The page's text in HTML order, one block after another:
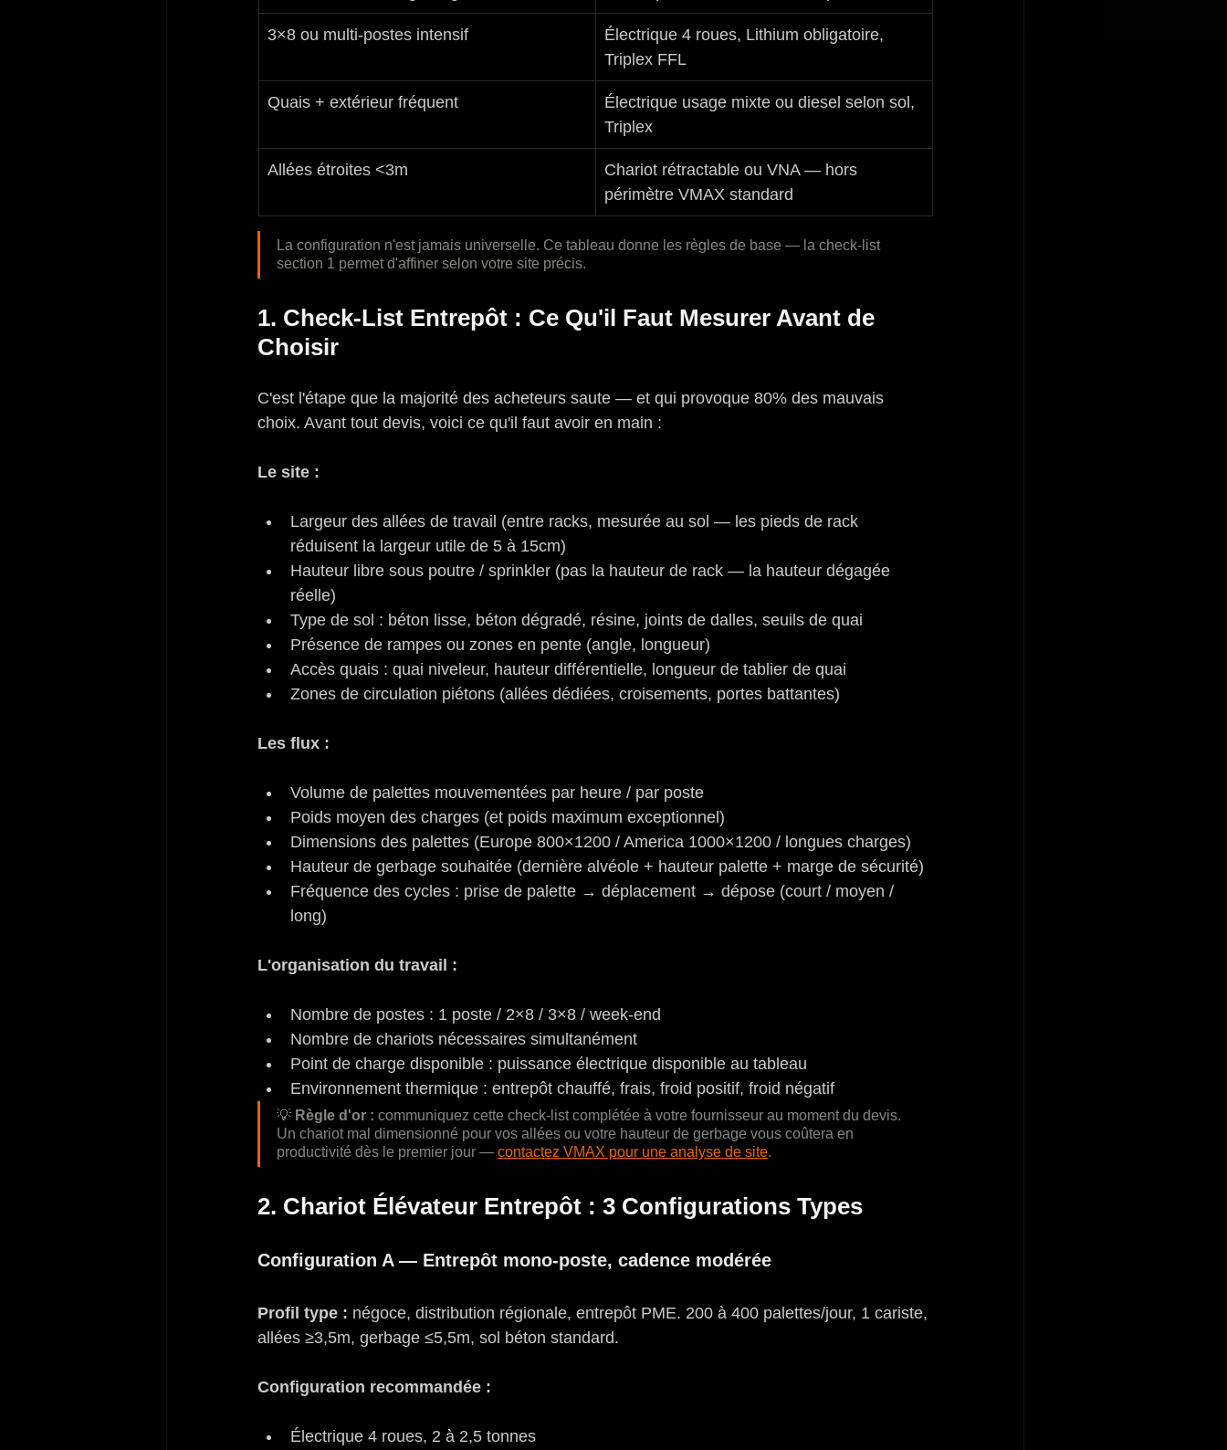
3×8 ou multi-postes intensif
Électrique 4 roues, Lithium obligatoire,
Triplex FFL
Quais + extérieur fréquent
Électrique usage mixte ou diesel selon sol,
Triplex
Allées étroites <3m
Chariot rétractable ou VNA — hors
périmètre VMAX standard
La configuration n'est jamais universelle. Ce tableau donne les règles de base — la check-list
section 1 permet d'affiner selon votre site précis.
1. Check-List Entrepôt : Ce Qu'il Faut Mesurer Avant de
Choisir
C'est l'étape que la majorité des acheteurs saute — et qui provoque 80% des mauvais
choix. Avant tout devis, voici ce qu'il faut avoir en main :
Le site :
Largeur des allées de travail (entre racks, mesurée au sol — les pieds de rack
réduisent la largeur utile de 5 à 15cm)
Hauteur libre sous poutre / sprinkler (pas la hauteur de rack — la hauteur dégagée
réelle)
Type de sol : béton lisse, béton dégradé, résine, joints de dalles, seuils de quai
Présence de rampes ou zones en pente (angle, longueur)
Accès quais : quai niveleur, hauteur différentielle, longueur de tablier de quai
Zones de circulation piétons (allées dédiées, croisements, portes battantes)
Les flux :
Volume de palettes mouvementées par heure / par poste
Poids moyen des charges (et poids maximum exceptionnel)
Dimensions des palettes (Europe 800×1200 / America 1000×1200 / longues charges)
Hauteur de gerbage souhaitée (dernière alvéole + hauteur palette + marge de sécurité)
Fréquence des cycles : prise de palette → déplacement → dépose (court / moyen /
long)
L'organisation du travail :
Nombre de postes : 1 poste / 2×8 / 3×8 / week-end
Nombre de chariots nécessaires simultanément
Point de charge disponible : puissance électrique disponible au tableau
Environnement thermique : entrepôt chauffé, frais, froid positif, froid négatif
💡 Règle d'or : communiquez cette check-list complétée à votre fournisseur au moment du devis.
Un chariot mal dimensionné pour vos allées ou votre hauteur de gerbage vous coûtera en
productivité dès le premier jour — contactez VMAX pour une analyse de site.
2. Chariot Élévateur Entrepôt : 3 Configurations Types
Configuration A — Entrepôt mono-poste, cadence modérée
Profil type : négoce, distribution régionale, entrepôt PME. 200 à 400 palettes/jour, 1 cariste,
allées ≥3,5m, gerbage ≤5,5m, sol béton standard.
Configuration recommandée :
Électrique 4 roues, 2 à 2,5 tonnes